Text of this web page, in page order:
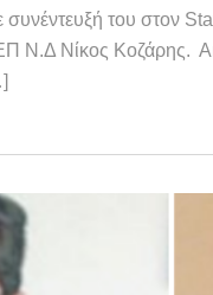
του στον
Ν.Δ Νίκος Κοζάρης.